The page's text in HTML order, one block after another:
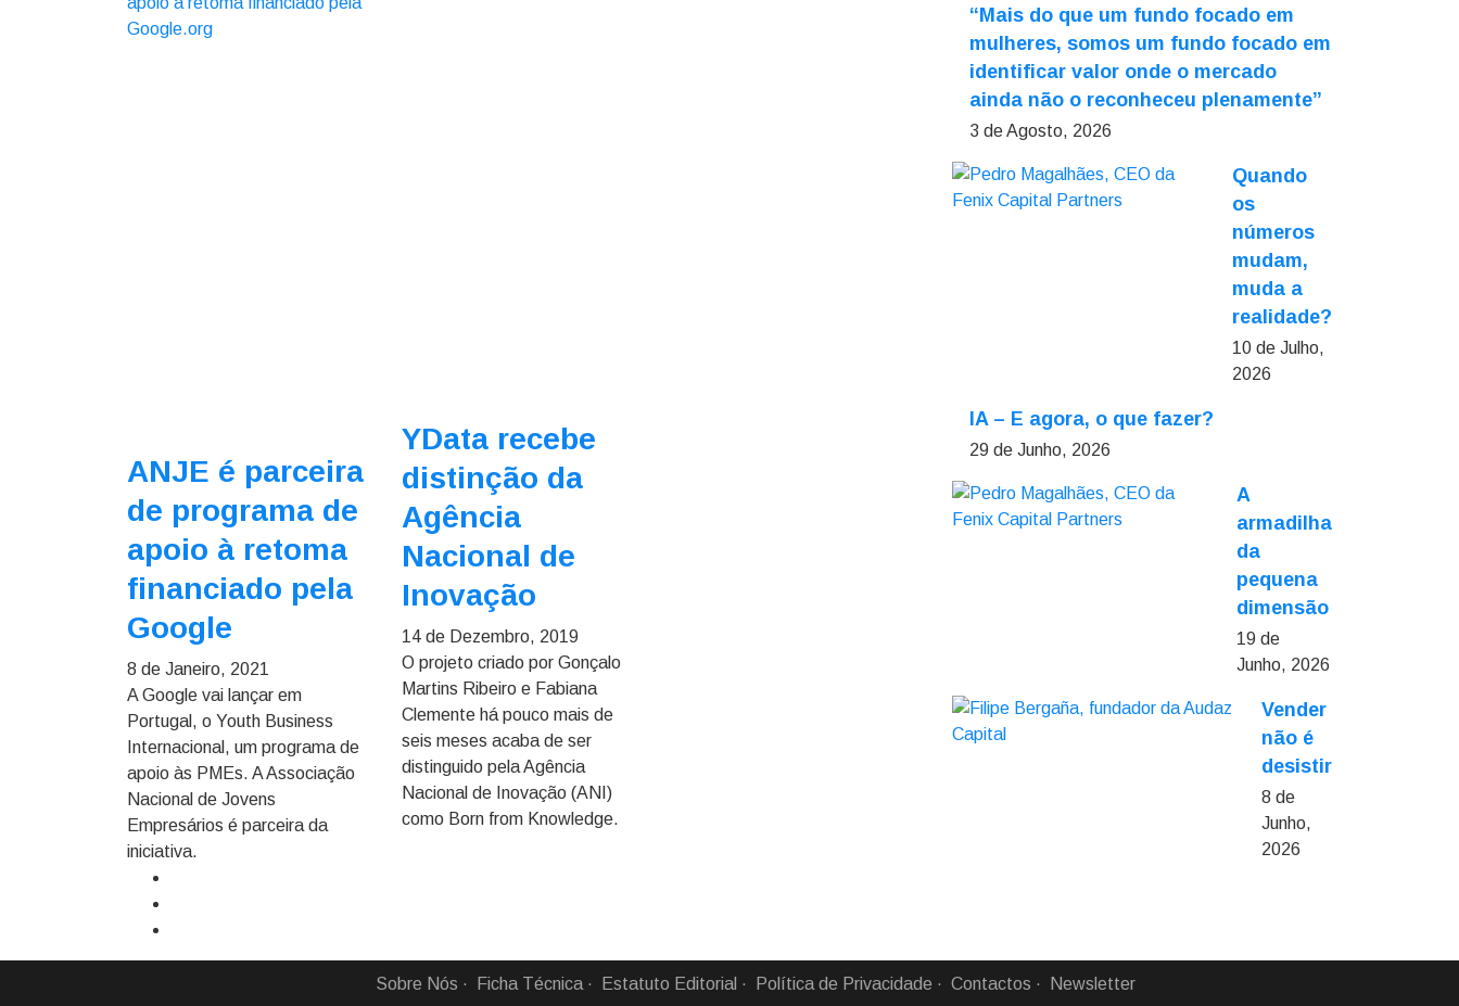
ANJE é parceira
de programa de
apoio à retoma
financiado pela
Google
8 de Janeiro, 2021
A Google vai lançar em
Portugal, o Youth Business
Internacional, um programa de
apoio às PMEs. A Associação
Nacional de Jovens
Empresários é parceira da
iniciativa.
YData recebe
distinção da
Agência
Nacional de
Inovação
14 de Dezembro, 2019
O projeto criado por Gonçalo
Martins Ribeiro e Fabiana
Clemente há pouco mais de
seis meses acaba de ser
distinguido pela Agência
Nacional de Inovação (ANI)
como Born from Knowledge.
“Mais do que um fundo focado em
mulheres, somos um fundo focado em
identificar valor onde o mercado
ainda não o reconheceu plenamente”
3 de Agosto, 2026
Quando
os
números
mudam,
muda a
realidade?
10 de Julho,
2026
IA – E agora, o que fazer?
29 de Junho, 2026
A
armadilha
da
pequena
dimensão
19 de
Junho, 2026
Vender
não é
desistir
8 de
Junho,
2026
Sobre Nós Ficha Técnica Estatuto Editorial Política de Privacidade Contactos Newsletter